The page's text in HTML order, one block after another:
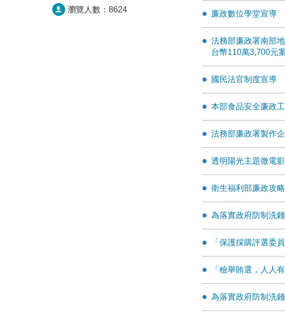
瀏覽人數： 8624 廉政數位學堂宣導
法務部廉政署南部
台幣110萬3,700元
國民法官制度宣導
本部食品安全廉政
法務部廉政署製作
透明陽光主題微電
衛生福利部廉政攻
為落實政府防制洗
「保護採購評選委
「檢舉賄選，人人
為落實政府防制洗